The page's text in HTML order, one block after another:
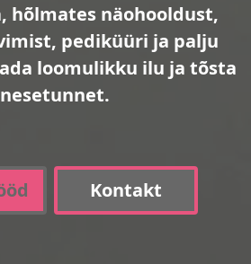
hõlmates näohooldust,
pediküüri ja palju
loomulikku ilu ja tõsta
Kontakt